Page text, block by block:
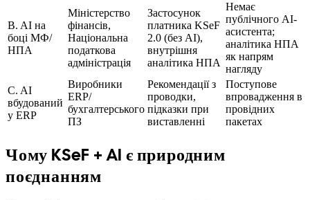
B. AI на
боці МФ/
НПА
Міністерство
фінансів,
Національна
податкова
адміністрація
Застосунок
платника KSeF
2.0 (без AI),
внутрішня
аналітика НПА
Немає
публічного AI-
асистента;
аналітика НПА
як напрям
нагляду
C. AI
вбудований
у ERP
Виробники
ERP/
бухгалтерського
ПЗ
Рекомендації з
проводки,
підказки при
виставленні
Поступове
впровадження в
провідних
пакетах
Чому KSeF + AI є природним
поєднанням